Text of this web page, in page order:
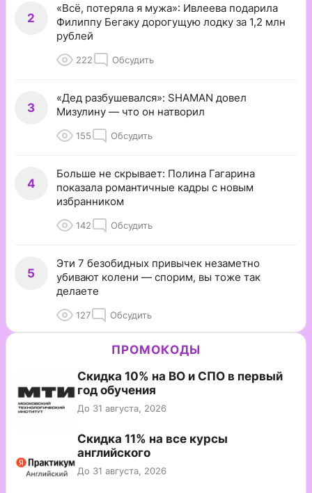
2
«Всё, потеряла я мужа»: Ивлеева подарила
Филиппу Бегаку дорогущую лодку за 1,2 млн
рублей
222 Обсудить
3
«Дед разбушевался»: SHAMAN довел
Мизулину — что он натворил
155 Обсудить
4
Больше не скрывает: Полина Гагарина
показала романтичные кадры с новым
избранником
142 Обсудить
5
Эти 7 безобидных привычек незаметно
убивают колени — спорим, вы тоже так
делаете
127 Обсудить
ПРОМОКОДЫ
Скидка 10% на ВО и СПО в первый
год обучения
До 31 августа, 2026
Скидка 11% на все курсы
английского
До 31 августа, 2026